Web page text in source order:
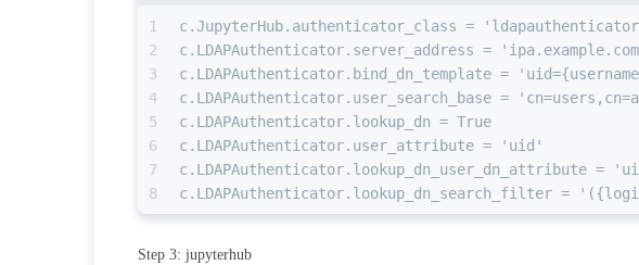
1
2
3
4
5
6
7
8
c.JupyterHub.authenticator_class =
c.LDAPAuthenticator.server_address =
c.LDAPAuthenticator.bind_dn_template =
c.LDAPAuthenticator.user_search_base =
c.LDAPAuthenticator.lookup_dn = True
c.LDAPAuthenticator.user_attribute = 'uid'
c.LDAPAuthenticator.lookup_dn_user_dn_attribute =
c.LDAPAuthenticator.lookup_dn_search_filter =
Step 3: jupyterhub